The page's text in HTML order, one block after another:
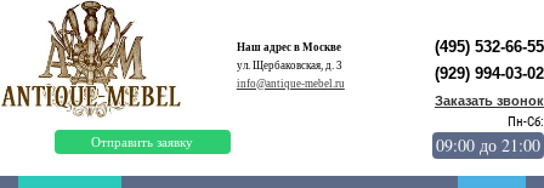
Наш адрес в Москве
ул. Щербаковская, д. 3
info@antique-mebel.ru
Отправить заявку
(495) 532-66-55
(929) 994-03-02
Заказать звонок
Пн-Сб:
09:00 до 21:00